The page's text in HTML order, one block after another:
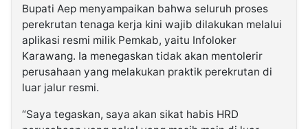
Bupati Aep menyampaikan bahwa seluruh proses
perekrutan tenaga kerja kini wajib dilakukan melalui
aplikasi resmi milik Pemkab, yaitu Infoloker
Karawang. Ia menegaskan tidak akan mentolerir
perusahaan yang melakukan praktik perekrutan di
luar jalur resmi.
“Saya tegaskan, saya akan sikat habis HRD